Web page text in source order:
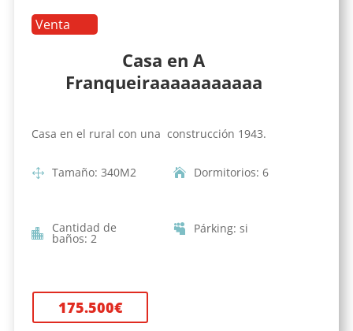
Venta
Casa en A
Franqueiraaaaaaaaaaa
Casa en el rural con una construcción 1943.
Tamaño: 340M2 Dormitorios: 6
Cantidad de
baños: 2
Párking: si
175.500€